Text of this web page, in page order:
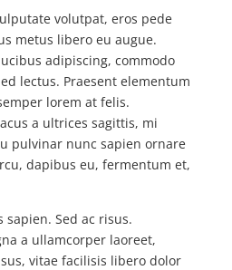
volutpat, eros pede
metus libero eu augue.
adipiscing, commodo
lectus. Praesent elementum
lorem at felis.
a ultrices sagittis, mi
pulvinar nunc sapien ornare
dapibus eu, fermentum et,
Sed ac risus.
a ullamcorper laoreet,
vitae facilisis libero dolor